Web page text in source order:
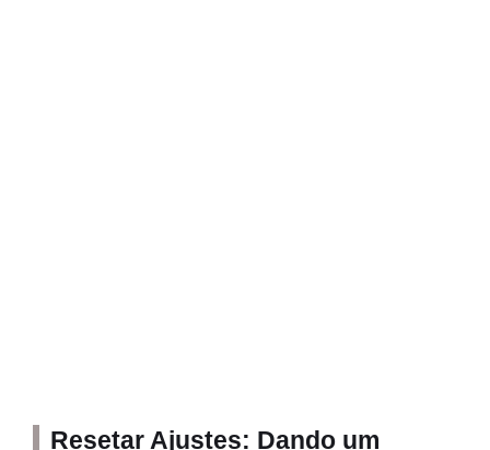
Resetar Ajustes: Dando um